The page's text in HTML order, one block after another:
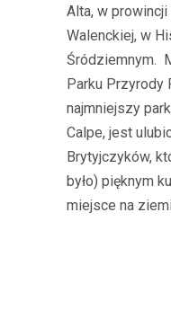
Alta, w
Walenckiej, w
Śródziemnym.
Parku Przyrody
najmniejszy
Calpe, jest
Brytyjczyków,
było) pięknym
miejsce na